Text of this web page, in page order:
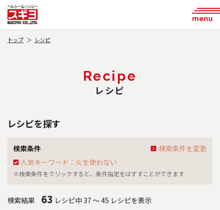
menu
トップ レシピ
Recipe
レシピ
レシピを探す
検索条件
人気キーワード：火を使わない
※検索条件をクリックすると、条件指定をはずすことができます
検索条件を変更
検索結果 63 レシピ中 37 ～ 45 レシピを表示